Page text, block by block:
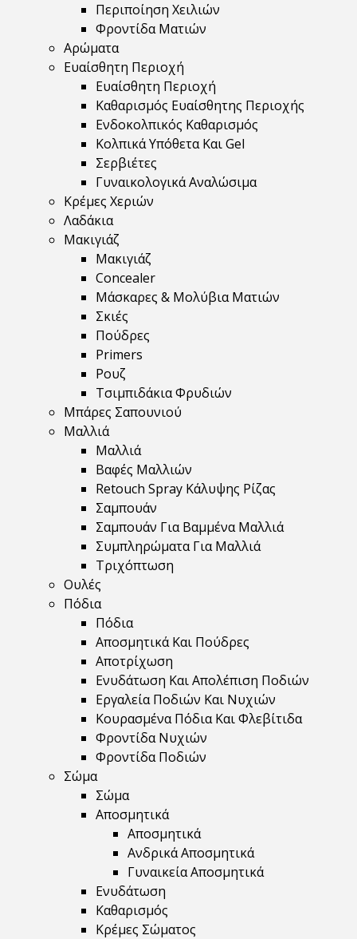
Περιποίηση Χειλιών
Φροντίδα Ματιών
Αρώματα
Ευαίσθητη Περιοχή
Ευαίσθητη Περιοχή
Καθαρισμός Ευαίσθητης Περιοχής
Ενδοκολπικός Καθαρισμός
Κολπικά Υπόθετα Και Gel
Σερβιέτες
Γυναικολογικά Αναλώσιμα
Κρέμες Χεριών
Λαδάκια
Μακιγιάζ
Μακιγιάζ
Concealer
Μάσκαρες & Μολύβια Ματιών
Σκιές
Πούδρες
Primers
Ρουζ
Τσιμπιδάκια Φρυδιών
Μπάρες Σαπουνιού
Μαλλιά
Μαλλιά
Βαφές Μαλλιών
Retouch Spray Κάλυψης Ρίζας
Σαμπουάν
Σαμπουάν Για Βαμμένα Μαλλιά
Συμπληρώματα Για Μαλλιά
Τριχόπτωση
Ουλές
Πόδια
Πόδια
Αποσμητικά Και Πούδρες
Αποτρίχωση
Ενυδάτωση Και Απολέπιση Ποδιών
Εργαλεία Ποδιών Και Νυχιών
Κουρασμένα Πόδια Και Φλεβίτιδα
Φροντίδα Νυχιών
Φροντίδα Ποδιών
Σώμα
Σώμα
Αποσμητικά
Αποσμητικά
Ανδρικά Αποσμητικά
Γυναικεία Αποσμητικά
Ενυδάτωση
Καθαρισμός
Κρέμες Σώματος